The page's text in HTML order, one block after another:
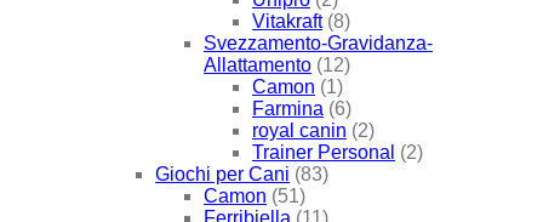
Vitakraft (8)
Svezzamento-Gravidanza-
Allattamento (12)
Camon (1)
Farmina (6)
royal canin (2)
Trainer Personal (2)
Giochi per Cani (83)
Camon (51)
Ferribiella (11)